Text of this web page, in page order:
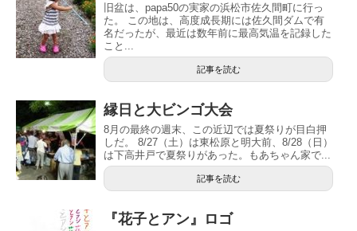
旧盆は、papa50の実家の浜松市佐久間町に行っ
た。 この地は、高度成長期には佐久間ダムで有
名だったが、最近は数年前に最高気温を記録した
こと...
記事を読む
縁日と大ビンゴ大会
8月の最終の週末、この近辺では夏祭りが目白押
しだ。 8/27（土）は東松原と明大前、8/28（日）
は下高井戸で夏祭りがあった。もあちゃん家で...
記事を読む
『花子とアン』ロゴ